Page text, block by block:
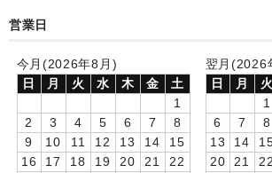
卒園DVDアルバム
卒業記念品
音声入りフォトフレームクロック(集合)
音声入りフォトフレームクロック(校歌)
営業日
今月(2026年8月)
日
月 火 水 木 金
土
1
2
3 4 5 6 7
8
9
10 11 12 13 14
15
16
17 18 19 20 21
22
翌月(2026
日
月 火
1
6
7 8
13
14
20
21 22